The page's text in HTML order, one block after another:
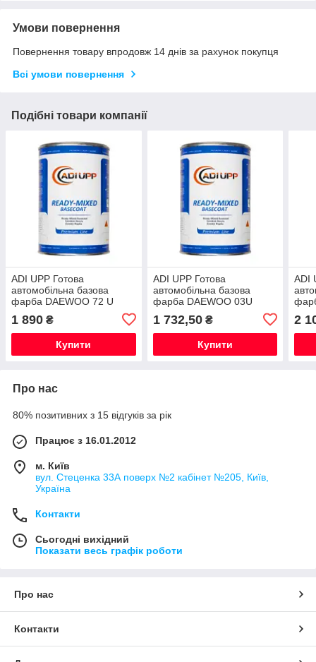
Умови повернення
Повернення товару впродовж 14 днів за рахунок покупця
Всі умови повернення
Подібні товари компанії
ADI UPP Готова
автомобільна базова
фарба DAEWOO 72 U
ORANGE RED PRL.MET.
(0,8л) ITALY
1 890 ₴
Купити
ADI UPP Готова
автомобільна базова
фарба DAEWOO 03U
AQUA GREEN MET. (0,8л)
ITALY
1 732,50₴
Купити
ADI
2
Про нас
80% позитивних з 15 відгуків за рік
Працює з 16.01.2012
м. Київ
вул. Стеценка 33А поверх №2 кабінет №205, Київ,
Україна
Контакти
Сьогодні вихідний
Показати весь графік роботи
Про нас
Контакти